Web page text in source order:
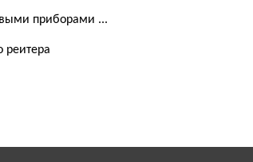
приборами ...